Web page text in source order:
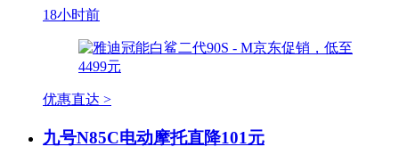
18小时前
优惠直达 >
九号N85C电动摩托直降101元